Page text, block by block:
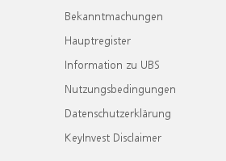
Bekanntmachungen
Hauptregister
Information zu UBS
Nutzungsbedingungen
Datenschutzerklärung
KeyInvest Disclaimer